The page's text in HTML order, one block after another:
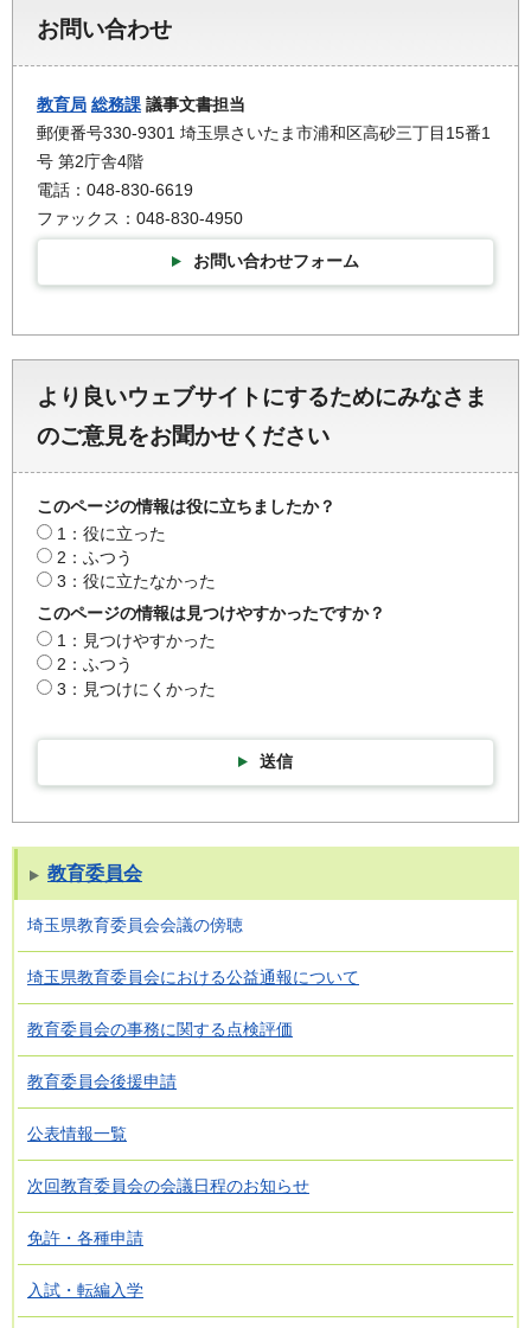
お問い合わせ
教育局 総務課 議事文書担当
郵便番号330-9301 埼玉県さいたま市浦和区高砂三丁目15番1
号 第2庁舎4階
電話：048-830-6619
ファックス：048-830-4950
お問い合わせフォーム
より良いウェブサイトにするためにみなさま
のご意見をお聞かせください
このページの情報は役に立ちましたか？
1：役に立った
2：ふつう
3：役に立たなかった
このページの情報は見つけやすかったですか？
1：見つけやすかった
2：ふつう
3：見つけにくかった
送信
教育委員会
埼玉県教育委員会会議の傍聴
埼玉県教育委員会における公益通報について
教育委員会の事務に関する点検評価
教育委員会後援申請
公表情報一覧
次回教育委員会の会議日程のお知らせ
免許・各種申請
入試・転編入学